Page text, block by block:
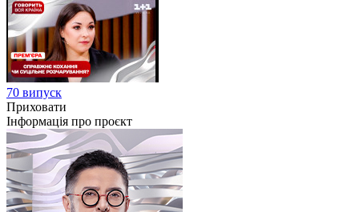
70 випуск
Приховати
Інформація про проєкт